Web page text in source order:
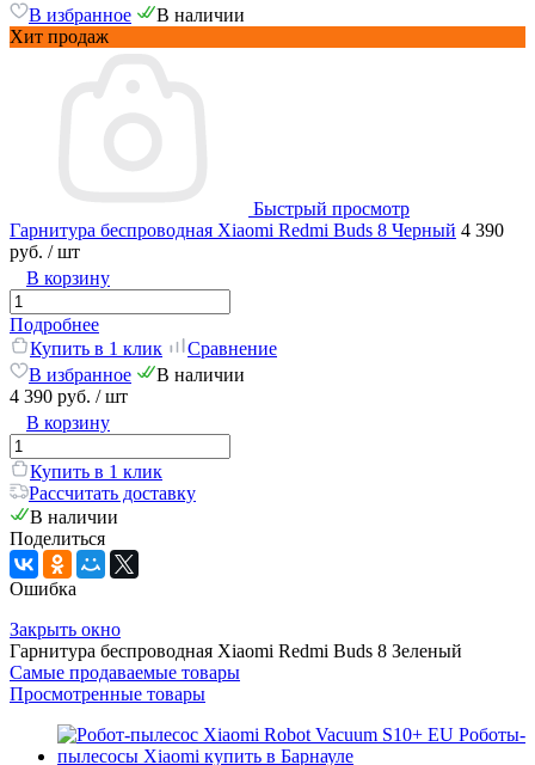
В избранное
В наличии
Хит продаж
Быстрый просмотр
Гарнитура беспроводная Xiaomi Redmi Buds 8 Черный 4 390
руб. / шт
В корзину
Подробнее
Купить в 1 клик
Сравнение
В избранное
В наличии
4 390 руб. / шт
В корзину
Купить в 1 клик
Рассчитать доставку
В наличии
Поделиться
Ошибка
Закрыть окно
Гарнитура беспроводная Xiaomi Redmi Buds 8 Зеленый
Самые продаваемые товары
Просмотренные товары